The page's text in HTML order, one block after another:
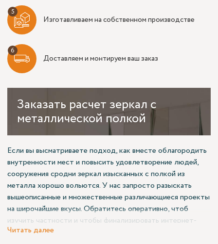
Изготавливаем на собственном производстве
Доставляем и монтируем ваш заказ
Заказать расчет зеркал с
металлической полкой
Если вы высматриваете подход, как вместе облагородить
внутренности мест и повысить удовлетворение людей,
сооружения сродни зеркал изысканных с полкой из
металла хорошо вольются. У нас запросто разыскать
вышеописанные и множественные различающиеся проекты
на широчайшие вкусы. Обратитесь оперативно, чтоб
изучить частности и чтобы финализировать интернет-
заказ.
Читать далее